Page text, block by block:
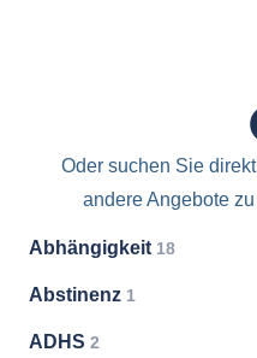
Oder suchen Sie
andere Angebote
Abhängigkeit 18
Abstinenz 1
ADHS 2